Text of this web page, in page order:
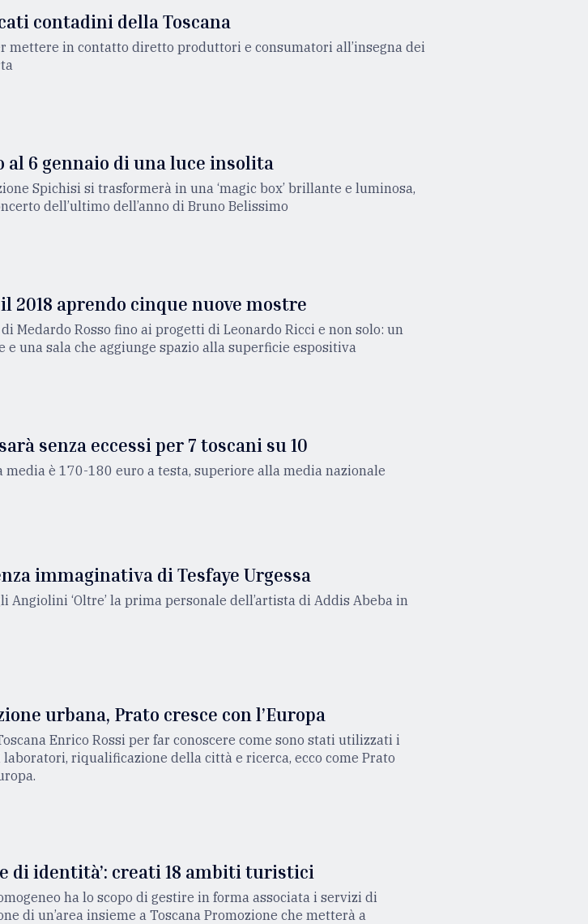
contadini della Toscana
mettere in contatto diretto produttori e consumatori all’insegna dei
6 gennaio di una luce insolita
Spichisi si trasformerà in una ‘magic box’ brillante e luminosa,
dell’ultimo dell’anno di Bruno Belissimo
2018 aprendo cinque nuove mostre
Medardo Rosso fino ai progetti di Leonardo Ricci e non solo: un
una sala che aggiunge spazio alla superficie espositiva
senza eccessi per 7 toscani su 10
media è 170-180 euro a testa, superiore alla media nazionale
immaginativa di Tesfaye Urgessa
Angiolini ‘Oltre’ la prima personale dell’artista di Addis Abeba in
urbana, Prato cresce con l’Europa
Enrico Rossi per far conoscere come sono stati utilizzati i
riqualificazione della città e ricerca, ecco come Prato
di identità’: creati 18 ambiti turistici
ha lo scopo di gestire in forma associata i servizi di
di un’area insieme a Toscana Promozione che metterà a